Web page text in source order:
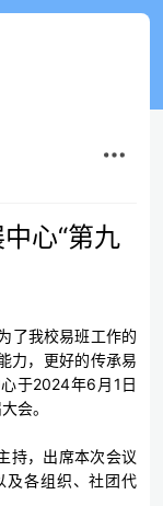
心“第九
了我校易班工作的
力，更好的传承易
于2024年6月1日
会。
持，出席本次会议
及各组织、社团代